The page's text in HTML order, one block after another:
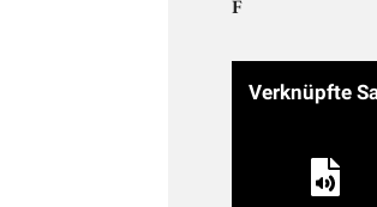
F
Verknüpfte